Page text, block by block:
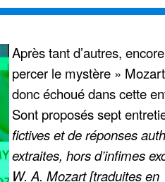
Après tant d’autres,
percer le mystère »
donc échoué dans cette
Sont proposés sept
fictives et de réponses
extraites, hors d’infimes
W. A. Mozart [traduites